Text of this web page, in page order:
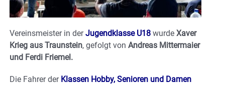
Vereinsmeister in derJugendklasse U18 wurde Xaver
Krieg aus Traunstein, gefolgt von Andreas Mittermaier
und Ferdi Friemel.
Die Fahrer der Klassen Hobby, Senioren und Damen